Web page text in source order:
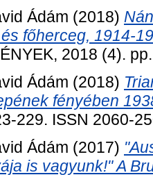
Ádám (2018)
főherceg, 1914-
2018 (4).
Ádám (2018)
fényében
229. ISSN 2060-
Ádám (2017)
is vagyunk!" A